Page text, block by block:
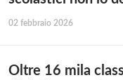
02 febbraio 2026
Oltre 16 mila